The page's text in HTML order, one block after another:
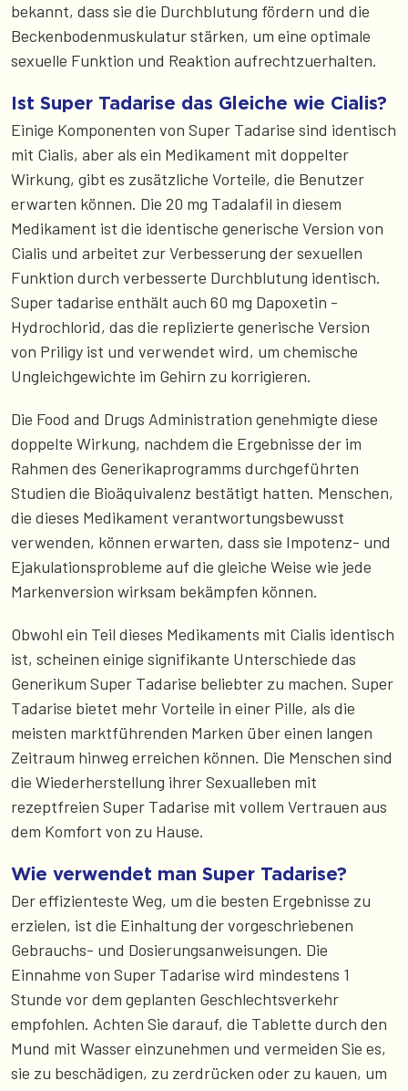
bekannt, dass sie die Durchblutung fördern und die
Beckenbodenmuskulatur stärken, um eine optimale
sexuelle Funktion und Reaktion aufrechtzuerhalten.
Ist Super Tadarise das Gleiche wie Cialis?
Einige Komponenten von Super Tadarise sind identisch
mit Cialis, aber als ein Medikament mit doppelter
Wirkung, gibt es zusätzliche Vorteile, die Benutzer
erwarten können. Die 20 mg Tadalafil in diesem
Medikament ist die identische generische Version von
Cialis und arbeitet zur Verbesserung der sexuellen
Funktion durch verbesserte Durchblutung identisch.
Super tadarise enthält auch 60 mg Dapoxetin -
Hydrochlorid, das die replizierte generische Version
von Priligy ist und verwendet wird, um chemische
Ungleichgewichte im Gehirn zu korrigieren.
Die Food and Drugs Administration genehmigte diese
doppelte Wirkung, nachdem die Ergebnisse der im
Rahmen des Generikaprogramms durchgeführten
Studien die Bioäquivalenz bestätigt hatten. Menschen,
die dieses Medikament verantwortungsbewusst
verwenden, können erwarten, dass sie Impotenz- und
Ejakulationsprobleme auf die gleiche Weise wie jede
Markenversion wirksam bekämpfen können.
Obwohl ein Teil dieses Medikaments mit Cialis identisch
ist, scheinen einige signifikante Unterschiede das
Generikum Super Tadarise beliebter zu machen. Super
Tadarise bietet mehr Vorteile in einer Pille, als die
meisten marktführenden Marken über einen langen
Zeitraum hinweg erreichen können. Die Menschen sind
die Wiederherstellung ihrer Sexualleben mit
rezeptfreien Super Tadarise mit vollem Vertrauen aus
dem Komfort von zu Hause.
Wie verwendet man Super Tadarise?
Der effizienteste Weg, um die besten Ergebnisse zu
erzielen, ist die Einhaltung der vorgeschriebenen
Gebrauchs- und Dosierungsanweisungen. Die
Einnahme von Super Tadarise wird mindestens 1
Stunde vor dem geplanten Geschlechtsverkehr
empfohlen. Achten Sie darauf, die Tablette durch den
Mund mit Wasser einzunehmen und vermeiden Sie es,
sie zu beschädigen, zu zerdrücken oder zu kauen, um